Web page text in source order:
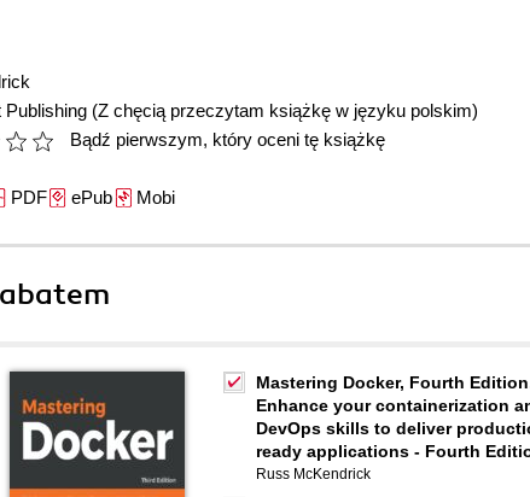
Publishing (Z chęcią przeczytam książkę w języku polskim)
Bądź pierwszym, który oceni tę książkę
ePubMobi
Mastering Docker, Fourth
Enhance your containerization
DevOps skills to deliver
ready applications - Fourth
Russ McKendrick